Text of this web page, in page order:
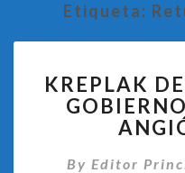
Etiqueta:
KREPLAK
By Editor